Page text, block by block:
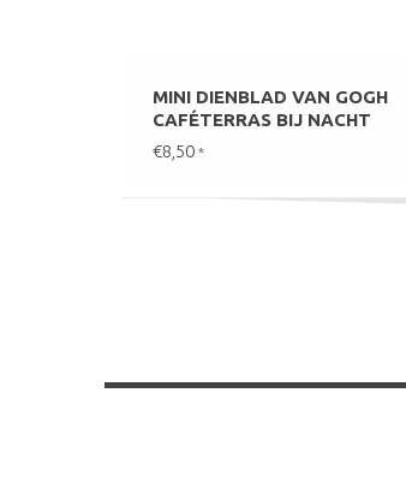
MINI DIENBLAD VAN GOGH
CAFÉTERRAS BIJ NACHT
€8,50 *